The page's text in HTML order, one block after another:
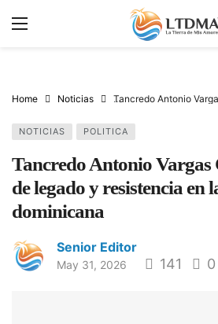
Home Noticias Tancredo Antonio
NOTICIAS POLITICA
Tancredo Antonio Vargas
de legado y resistencia en
dominicana
Senior Editor
May 31, 2026 141 0